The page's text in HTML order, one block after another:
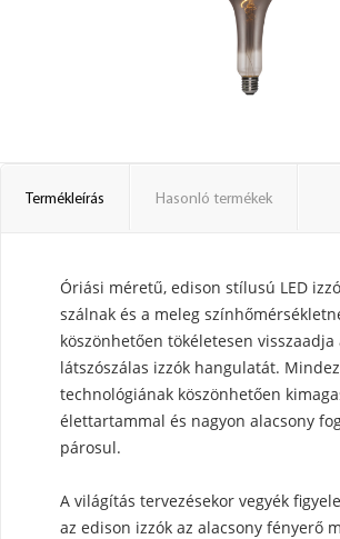
Termékleírás Hasonló termékek
Óriási méretű, edison stílusú LED
szálnak és a meleg
köszönhetően tökéletesen visszaadja
látszószálas izzók hangulatát.
technológiának köszönhetően
élettartammal és nagyon alacsony
párosul.
A világítás tervezésekor vegyék
az edison izzók az alacsony fényerő